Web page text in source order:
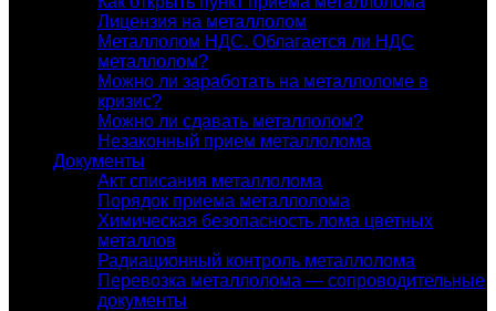
Лицензия на металлолом
Металлолом НДС. Облагается ли НДС
металлолом?
Можно ли заработать на металлоломе в
кризис?
Можно ли сдавать металлолом?
Незаконный прием металлолома
Документы
Акт списания металлолома
Порядок приема металлолома
Химическая безопасность лома цветных
металлов
Радиационный контроль металлолома
Перевозка металлолома — сопроводительные
документы